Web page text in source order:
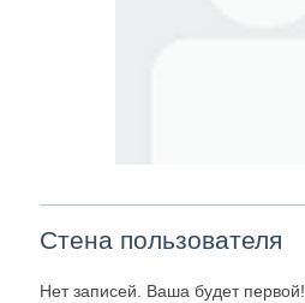
Стена пользователя
Нет записей. Ваша будет первой!